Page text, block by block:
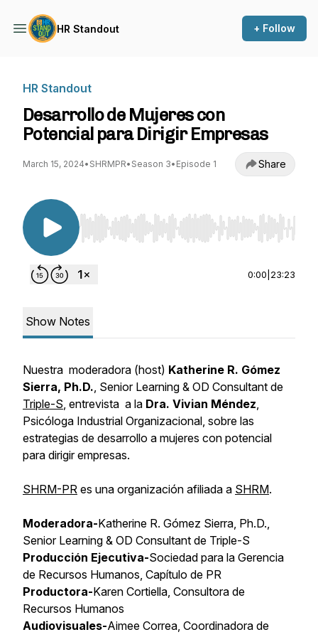
HR Standout + Follow
HR Standout
Desarrollo de Mujeres con
Potencial para Dirigir Empresas
March 15, 2024• SHRMPR• Season 3• Episode 1 Share
Use Left/Right to seek, Home/End to jump to
0:00 23:23
Show Notes
Nuestra moderadora (host) Katherine R. Gómez
Sierra, Ph.D., Senior Learning & OD Consultant de
Triple-S, entrevista a la Dra. Vivian Méndez,
Psicóloga Industrial Organizacional, sobre las
estrategias de desarrollo a mujeres con potencial
para dirigir empresas.
SHRM-PR es una organización afiliada a SHRM.
Moderadora-Katherine R. Gómez Sierra, Ph.D.,
Senior Learning & OD Consultant de Triple-S
Producción Ejecutiva-Sociedad para la Gerencia
de Recursos Humanos, Capítulo de PR
Productora-Karen Cortiella, Consultora de
Recursos Humanos
Audiovisuales-Aimee Correa, Coordinadora de